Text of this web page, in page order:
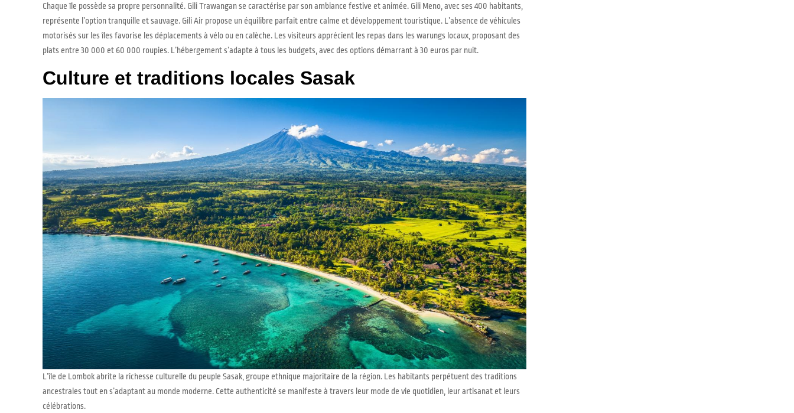
Chaque île possède sa propre personnalité. Gili Trawangan se caractérise par son ambiance festive et animée. Gili Meno, avec ses 400 habitants,
représente l’option tranquille et sauvage. Gili Air propose un équilibre parfait entre calme et développement touristique. L’absence de véhicules
motorisés sur les îles favorise les déplacements à vélo ou en calèche. Les visiteurs apprécient les repas dans les warungs locaux, proposant des
plats entre 30 000 et 60 000 roupies. L’hébergement s’adapte à tous les budgets, avec des options démarrant à 30 euros par nuit.
Culture et traditions locales Sasak
L’île de Lombok abrite la richesse culturelle du peuple Sasak, groupe ethnique majoritaire de la région. Les habitants perpétuent des traditions
ancestrales tout en s’adaptant au monde moderne. Cette authenticité se manifeste à travers leur mode de vie quotidien, leur artisanat et leurs
célébrations.